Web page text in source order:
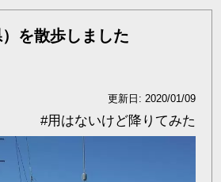
を散歩しました
更新日: 2020/01/09
#用はないけど降りてみた